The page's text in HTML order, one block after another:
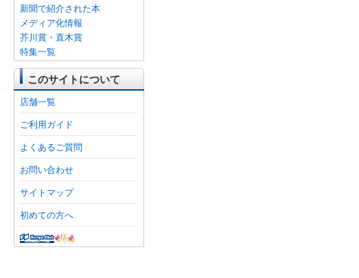
新聞で紹介された本
メディア化情報
芥川賞・直木賞
特集一覧
このサイトについて
店舗一覧
ご利用ガイド
よくあるご質問
お問い合わせ
サイトマップ
初めての方へ